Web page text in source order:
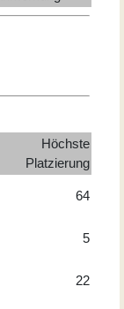
Höchste
Platzierung
64
5
22